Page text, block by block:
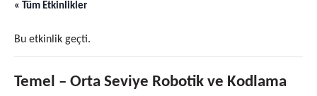
« Tüm Etkinlikler
Bu etkinlik geçti.
Temel – Orta Seviye Robotik ve Kodlama